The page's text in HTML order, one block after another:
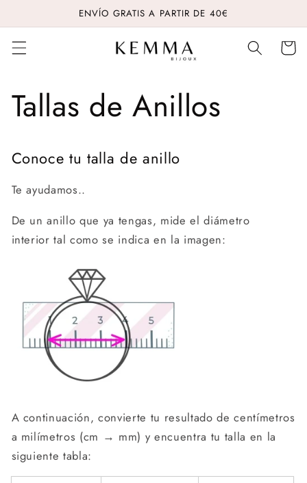
ENVÍO GRATIS A PARTIR DE 40€
Cart
Tallas de Anillos
Conoce tu talla de anillo
Te ayudamos..
De un anillo que ya tengas, mide el diámetro
interior tal como se indica en la imagen:
A continuación, convierte tu resultado de centímetros
a milímetros (cm → mm) y encuentra tu talla en la
siguiente tabla: